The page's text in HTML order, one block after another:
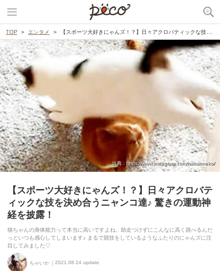
TOP エンタメ 【スポーツ大好きにゃんズ！？】日々アクロバティックな技を決め合うニャンコ達♪ 驚きの運動神経を披露！
出典 : https://www.instagram.com/habaoneko/
【スポーツ大好きにゃんズ！？】日々アクロバテ
ィックな技を決め合うニャンコ達♪ 驚きの運動神
経を披露！
猫ちゃんの身体能力って本当に高いですよね。助走つけずにこんなに高く跳べるんだ
っといつも感心してしまいます♪ まるで競技をしているようなふたりのにゃんズに注
目してみました♡
ちゃいか 2021.08.24 update